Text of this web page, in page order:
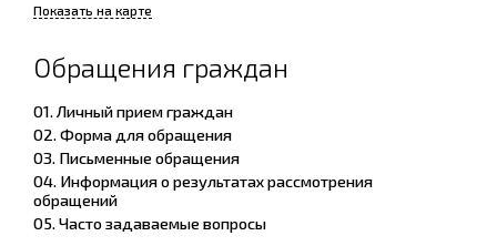
Показать на карте
Обращения граждан
01. Личный прием граждан
02. Форма для обращения
03. Письменные обращения
04. Информация о результатах рассмотрения
обращений
05. Часто задаваемые вопросы